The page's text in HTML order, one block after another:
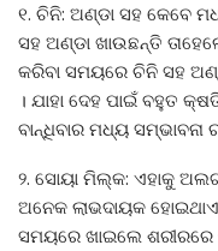
୧. ଚିନି: ଅଣ୍ଡା ସହ କେବେ
ସହ ଅଣ୍ଡା ଖାଉଛନ୍ତି
କରିବା ସମୟରେ ଚିନି ସହ
। ଯାହା ଦେହ ପାଇଁ ବହୁତ
ବାନ୍ଧିବାର ମଧ୍ୟ ସମ୍ଭାବନା
୨. ସୋୟା ମିଲ୍କ: ଏହାକୁ
ଅନେକ ଲାଭଦାୟକ
ସମୟରେ ଖାଇଲେ